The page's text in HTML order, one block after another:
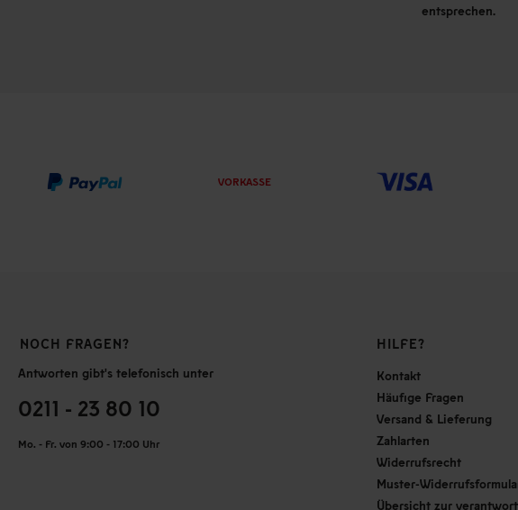
entsprechen.
VORKASSE
NOCH FRAGEN?
Antworten gibt's telefonisch unter
0211 - 23 80 10
Mo. - Fr. von 9:00 - 17:00 Uhr
HILFE?
Kontakt
Häufige Fragen
Versand & Lieferung
Zahlarten
Widerrufsrecht
Muster-
Übersicht zur